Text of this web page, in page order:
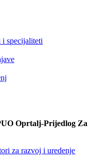
specijaliteti
Oprtalj-Prijedlog Za
za razvoj i uredenje